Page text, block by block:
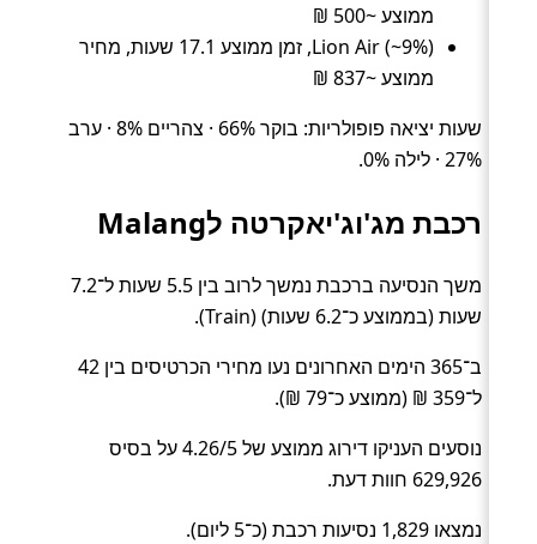
ממוצע ~500 ₪
Lion Air (~9%), זמן ממוצע 17.1 שעות, מחיר
ממוצע ~837 ₪
שעות יציאה פופולריות: בוקר 66% · צהריים 8% · ערב
27% · לילה 0%.
רכבת מג'וג'יאקרטה לMalang
משך הנסיעה ברכבת נמשך לרוב בין 5.5 שעות ל־7.2
שעות (בממוצע כ־6.2 שעות) (Train).
ב־365 הימים האחרונים נעו מחירי הכרטיסים בין 42
ל־359 ₪ (ממוצע כ־79 ₪).
נוסעים העניקו דירוג ממוצע של 4.26/5 על בסיס
629,926 חוות דעת.
נמצאו 1,829 נסיעות רכבת (כ־5 ליום).